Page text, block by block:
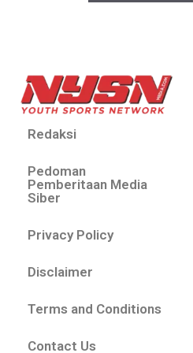
Redaksi
Pedoman
Pemberitaan Media
Siber
Privacy Policy
Disclaimer
Terms and Conditions
Contact Us